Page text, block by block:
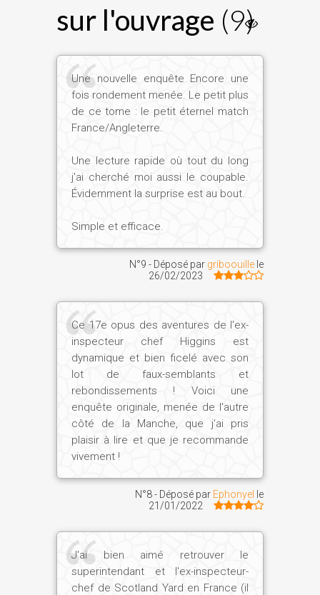
sur l'ouvrage (9)
Une nouvelle enquête Encore une
fois rondement menée. Le petit plus
de ce tome : le petit éternel match
France/Angleterre.
Une lecture rapide où tout du long
j'ai cherché moi aussi le coupable.
Évidemment la surprise est au bout.
Simple et efficace.
N°9 - Déposé par griboouille le
26/02/2023
Ce 17e opus des aventures de l'ex-
inspecteur chef Higgins est
dynamique et bien ficelé avec son
lot de faux-semblants et
rebondissements ! Voici une
enquête originale, menée de l'autre
côté de la Manche, que j'ai pris
plaisir à lire et que je recommande
vivement !
N°8 - Déposé par Ephonyel le
21/01/2022
J'ai bien aimé retrouver le
superintendant et l'ex-inspecteur-
chef de Scotland Yard en France (il